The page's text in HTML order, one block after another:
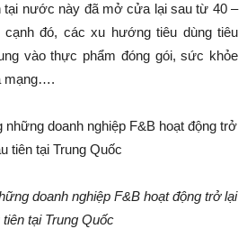
tại nước này đã mở cửa lại sau từ 40 –
đó, các xu hướng tiêu dùng tiêu
vào thực phẩm đóng gói, sức khỏe
mạng….
doanh nghiệp F&B hoạt động trở lại
tiên tại Trung Quốc